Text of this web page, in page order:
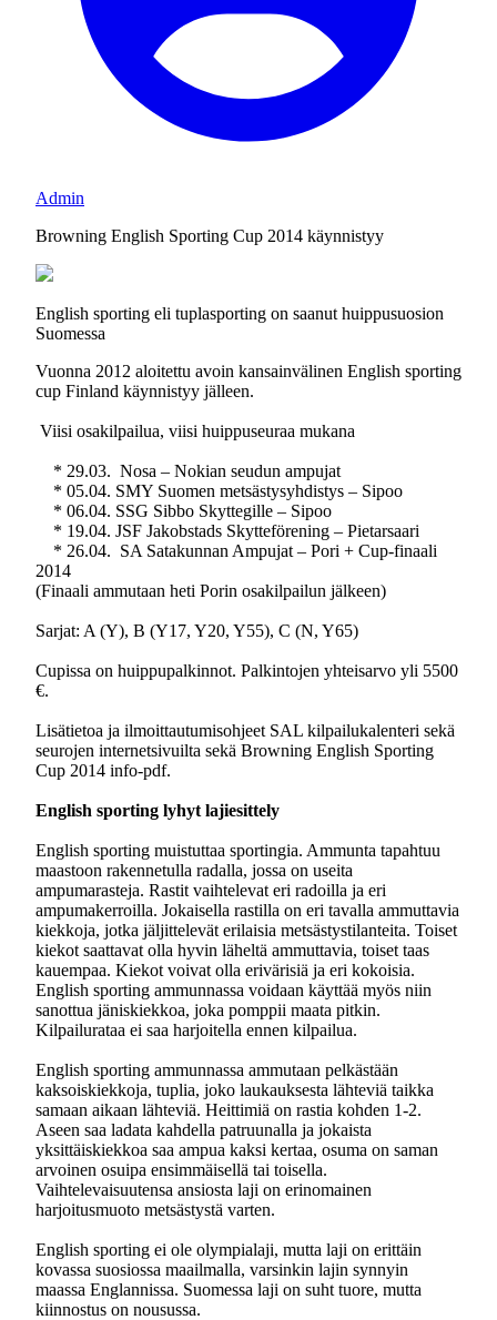
Admin
Browning English Sporting Cup 2014 käynnistyy
English sporting eli tuplasporting on saanut huippusuosion
Suomessa
Vuonna 2012 aloitettu avoin kansainvälinen English sporting
cup Finland käynnistyy jälleen.
Viisi osakilpailua, viisi huippuseuraa mukana
* 29.03. Nosa – Nokian seudun ampujat
* 05.04. SMY Suomen metsästysyhdistys – Sipoo
* 06.04. SSG Sibbo Skyttegille – Sipoo
* 19.04. JSF Jakobstads Skytteförening – Pietarsaari
* 26.04. SA Satakunnan Ampujat – Pori + Cup-finaali
2014
(Finaali ammutaan heti Porin osakilpailun jälkeen)
Sarjat: A (Y), B (Y17, Y20, Y55), C (N, Y65)
Cupissa on huippupalkinnot. Palkintojen yhteisarvo yli 5500
€.
Lisätietoa ja ilmoittautumisohjeet SAL kilpailukalenteri sekä
seurojen internetsivuilta sekä Browning English Sporting
Cup 2014 info-pdf.
English sporting lyhyt lajiesittely
English sporting muistuttaa sportingia. Ammunta tapahtuu
maastoon rakennetulla radalla, jossa on useita
ampumarasteja. Rastit vaihtelevat eri radoilla ja eri
ampumakerroilla. Jokaisella rastilla on eri tavalla ammuttavia
kiekkoja, jotka jäljittelevät erilaisia metsästystilanteita. Toiset
kiekot saattavat olla hyvin läheltä ammuttavia, toiset taas
kauempaa. Kiekot voivat olla erivärisiä ja eri kokoisia.
English sporting ammunnassa voidaan käyttää myös niin
sanottua jäniskiekkoa, joka pomppii maata pitkin.
Kilpailurataa ei saa harjoitella ennen kilpailua.
English sporting ammunnassa ammutaan pelkästään
kaksoiskiekkoja, tuplia, joko laukauksesta lähteviä taikka
samaan aikaan lähteviä. Heittimiä on rastia kohden 1-2.
Aseen saa ladata kahdella patruunalla ja jokaista
yksittäiskiekkoa saa ampua kaksi kertaa, osuma on saman
arvoinen osuipa ensimmäisellä tai toisella.
Vaihtelevaisuutensa ansiosta laji on erinomainen
harjoitusmuoto metsästystä varten.
English sporting ei ole olympialaji, mutta laji on erittäin
kovassa suosiossa maailmalla, varsinkin lajin synnyin
maassa Englannissa. Suomessa laji on suht tuore, mutta
kiinnostus on nousussa.